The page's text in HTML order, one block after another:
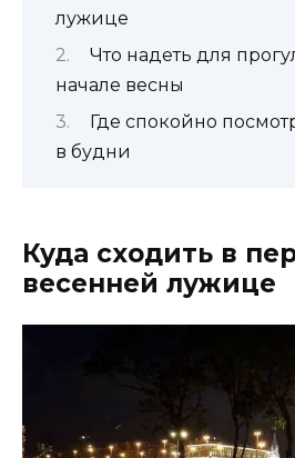
лужице
Что надеть для
начале весны
Где спокойно
в будни
Куда сходить в
весенней лужице